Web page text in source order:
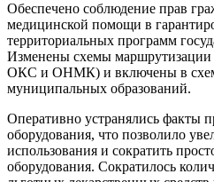
Обеспечено соблюдение прав
медицинской помощи в
территориальных программ
Изменены схемы маршрутизации
ОКС и ОНМК) и включены в
муниципальных образований.
Оперативно устранялись факты
оборудования, что позволило
использования и сократить
оборудования. Сократилось